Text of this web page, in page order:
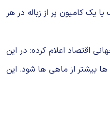
از تنها یک بار مصرف دور انداخته می شوند و هر ساله 8 میلیون تن پلاستیک یا یک کامیون پر از زباله در هر
افزایش می یابد. مجمع جهانی اقتصاد اعلام کرده: در این
ماهی حدود یک تن پلاستیک وجود داشته باشد و انتظار می رود تا سال 2050 تعداد پلاستیک ها بیشتر از ماهی ها شود. این